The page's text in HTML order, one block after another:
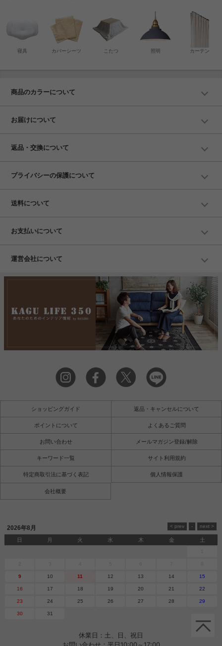
寝具 カバーシーツ こたつ カーテン
照明
商品のカラーについて
お届けについて
返品・交換について
プライバシーの保護について
送料について
お支払いについて
運営会社について
ショッピングガイド 返品・キャンセルについて
ポイントについて よくあるご質問
お問い合わせ メールマガジン登録/解除
キーワード一覧 サイト利用規約
特定商取引法に基づく表記 個人情報保護
会社概要
2026年8月
日 月 火 水 木 金 土
9 10 11 12 13 14 15
16 17 18 19 20 21 22
23 24 25 26 27 28 29
30 31
休業日：土、日、祝日